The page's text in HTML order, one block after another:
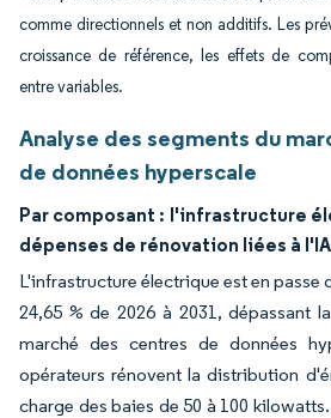
comme directionnels et non additifs. Les
croissance de référence, les effets de
entre variables.
Analyse des segments du
de données hyperscale
Par composant : l'infrastructure
dépenses de rénovation liées à l'IA
L'infrastructure électrique est en passe
24,65 % de 2026 à 2031, dépassant
marché des centres de données
opérateurs rénovent la distribution
charge des baies de 50 à 100